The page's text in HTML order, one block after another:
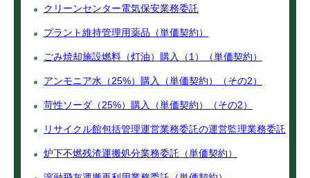
クリーンセンター電気保安業務委託
プラント維持管理用薬品（単価契約）
ごみ焼却施設燃料（灯油）購入（1）（単価契約）
アンモニア水（25%）購入（単価契約）（その2）
苛性ソーダ（25%）購入（単価契約）（その2）
リサイクル館包括管理運営業務委託の運営監理業務委託
炉下不燃残渣運搬処分業務委託（単価契約）